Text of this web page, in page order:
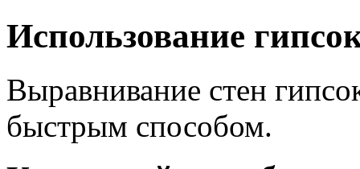
Использование
Выравнивание стен
быстрым способом.